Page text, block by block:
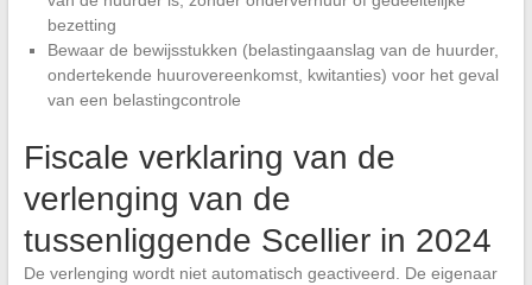
bezetting
Bewaar de bewijsstukken (belastingaanslag van de huurder,
ondertekende huurovereenkomst, kwitanties) voor het geval
van een belastingcontrole
Fiscale verklaring van de
verlenging van de
tussenliggende Scellier in 2024
De verlenging wordt niet automatisch geactiveerd. De eigenaar